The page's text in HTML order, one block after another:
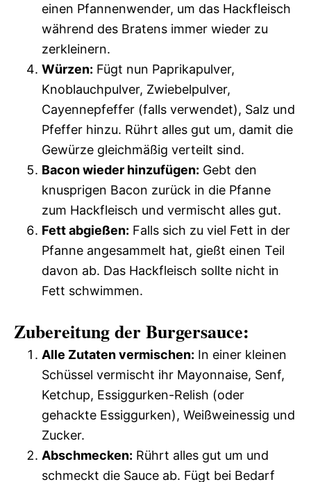
einen Pfannenwender, um das Hackfleisch
während des Bratens immer wieder zu
zerkleinern.
Würzen: Fügt nun Paprikapulver,
Knoblauchpulver, Zwiebelpulver,
Cayennepfeffer (falls verwendet), Salz und
Pfeffer hinzu. Rührt alles gut um, damit die
Gewürze gleichmäßig verteilt sind.
Bacon wieder hinzufügen: Gebt den
knusprigen Bacon zurück in die Pfanne
zum Hackfleisch und vermischt alles gut.
Fett abgießen: Falls sich zu viel Fett in der
Pfanne angesammelt hat, gießt einen Teil
davon ab. Das Hackfleisch sollte nicht in
Fett schwimmen.
Zubereitung der Burgersauce:
Alle Zutaten vermischen: In einer kleinen
Schüssel vermischt ihr Mayonnaise, Senf,
Ketchup, Essiggurken-Relish (oder
gehackte Essiggurken), Weißweinessig und
Zucker.
Abschmecken: Rührt alles gut um und
schmeckt die Sauce ab. Fügt bei Bedarf